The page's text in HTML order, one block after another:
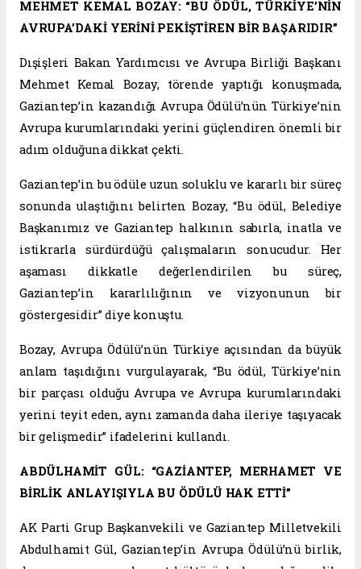
MEHMET KEMAL BOZAY: “BU ÖDÜL, TÜRKİYE’NİN
AVRUPA’DAKİ YERİNİ PEKİŞTİREN BİR BAŞARIDIR”
Dışişleri Bakan Yardımcısı ve Avrupa Birliği Başkanı
Mehmet Kemal Bozay, törende yaptığı konuşmada,
Gaziantep’in kazandığı Avrupa Ödülü’nün Türkiye’nin
Avrupa kurumlarındaki yerini güçlendiren önemli bir
adım olduğuna dikkat çekti.
Gaziantep’in bu ödüle uzun soluklu ve kararlı bir süreç
sonunda ulaştığını belirten Bozay, “Bu ödül, Belediye
Başkanımız ve Gaziantep halkının sabırla, inatla ve
istikrarla sürdürdüğü çalışmaların sonucudur. Her
aşaması dikkatle değerlendirilen bu süreç,
Gaziantep’in kararlılığının ve vizyonunun bir
göstergesidir” diye konuştu.
Bozay, Avrupa Ödülü’nün Türkiye açısından da büyük
anlam taşıdığını vurgulayarak, “Bu ödül, Türkiye’nin
bir parçası olduğu Avrupa ve Avrupa kurumlarındaki
yerini teyit eden, aynı zamanda daha ileriye taşıyacak
bir gelişmedir” ifadelerini kullandı.
ABDÜLHAMİT GÜL: “GAZİANTEP, MERHAMET VE
BİRLİK ANLAYIŞIYLA BU ÖDÜLÜ HAK ETTİ”
AK Parti Grup Başkanvekili ve Gaziantep Milletvekili
Abdulhamit Gül, Gaziantep’in Avrupa Ödülü’nü birlik,